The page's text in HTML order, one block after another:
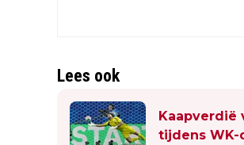
Lees ook
Kaapverdië
tijdens WK-